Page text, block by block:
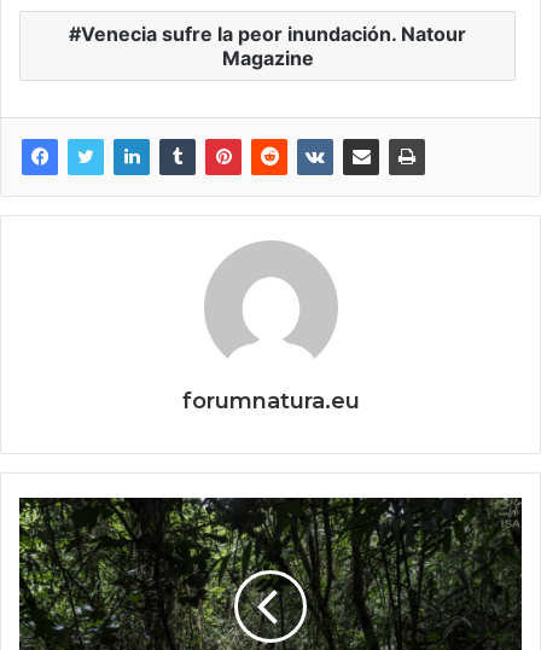
Venecia sufre la peor inundación. Natour
Magazine
forumnatura.eu